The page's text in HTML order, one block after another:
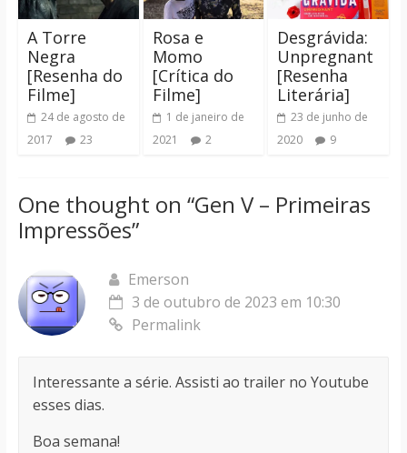
A Torre
Negra
[Resenha do
Filme]
24 de agosto de
2017
23
Rosa e
Momo
[Crítica do
Filme]
1 de janeiro de
2021
2
Desgrávida:
Unpregnant
[Resenha
Literária]
23 de junho de
2020
9
One thought on “Gen V – Primeiras
Impressões”
Emerson
3 de outubro de 2023 em 10:30
Permalink
Interessante a série. Assisti ao trailer no Youtube
esses dias.
Boa semana!